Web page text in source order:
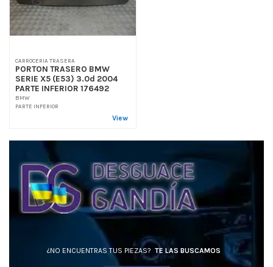
CARROCERIA TRASERA
PORTON TRASERO BMW
SERIE X5 (E53) 3.0d 2004
PARTE INFERIOR 176492
BMW
PARTE INFERIOR
View
¿NO ENCUENTRAS TUS PIEZAS? TE LAS BUSCAMOS